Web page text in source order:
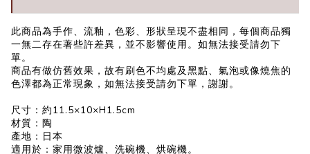
此商品為手作、流釉，色彩、形狀呈現不盡相同，每個商品獨
一無二存在著些許差異，並不影響使用。如無法接受請勿下
單。
商品有做仿舊效果，故有刷色不均處及黑點、氣泡或像燒焦的
色澤都為正常現象，如無法接受請勿下單，謝謝。
尺寸：約11.5×10×H1.5cm
材質：陶
產地：日本
適用於：家用微波爐、洗碗機、烘碗機。